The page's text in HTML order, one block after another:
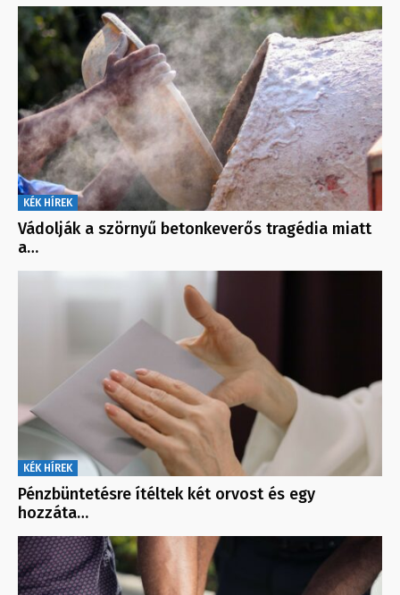
KÉK HÍREK
Vádolják a szörnyű betonkeverős tragédia miatt
a…
KÉK HÍREK
Pénzbüntetésre ítéltek két orvost és egy
hozzáta…